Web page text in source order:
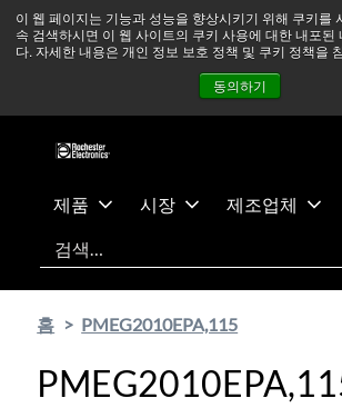
이 웹 페이지는 기능과 성능을 향상시키기 위해 쿠키를
속 검색하시면 이 웹 사이트의 쿠키 사용에 대한 내포된
다. 자세한 내용은 개인 정보 보호 정책 및 쿠키 정책을
동의하기
츠
건
중동 지역 상황을 지속적으로 주시하고 있
정상적으로 운영되고 있습니다. 더
뉴스
문의하기
제품 시장 제조업체
검색
홈 PMEG2010EPA,115